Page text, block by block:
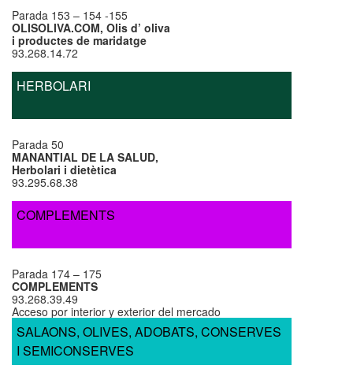
Parada 153 – 154 -155
OLISOLIVA.COM, Olis d’ oliva
i productes de maridatge
93.268.14.72
HERBOLARI
Parada 50
MANANTIAL DE LA SALUD,
Herbolari i dietètica
93.295.68.38
COMPLEMENTS
Parada 174 – 175
COMPLEMENTS
93.268.39.49
Acceso por interior y exterior del mercado
SALAONS, OLIVES, ADOBATS, CONSERVES
I SEMICONSERVES